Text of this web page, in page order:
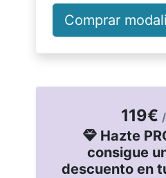
Comprar
119€
Hazte
consigue
descuento en